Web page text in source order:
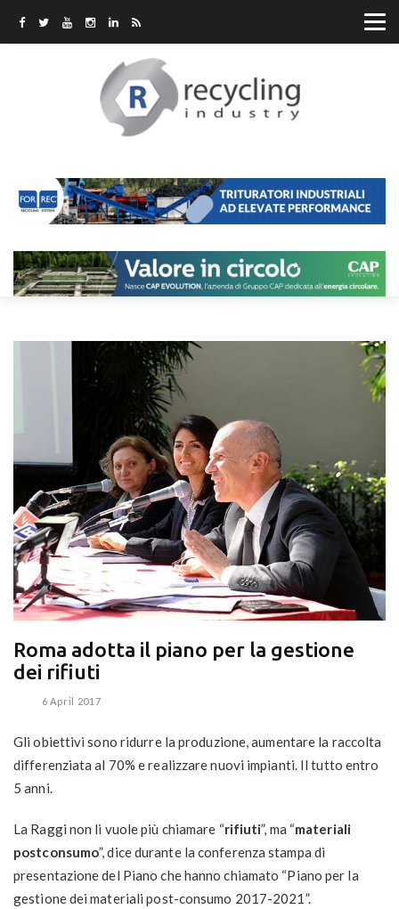
Roma adotta il piano per la gestione
dei rifiuti
6 April 2017
Gli obiettivi sono ridurre la produzione, aumentare la raccolta
differenziata al 70% e realizzare nuovi impianti. Il tutto entro
5 anni.
La Raggi non li vuole più chiamare “rifiuti”, ma “materiali
postconsumo”, dice durante la conferenza stampa di
presentazione del Piano che hanno chiamato “Piano per la
gestione dei materiali post-consumo 2017-2021”.